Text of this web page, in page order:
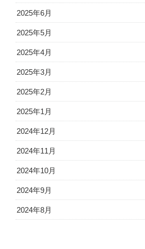
2025年6月
2025年5月
2025年4月
2025年3月
2025年2月
2025年1月
2024年12月
2024年11月
2024年10月
2024年9月
2024年8月